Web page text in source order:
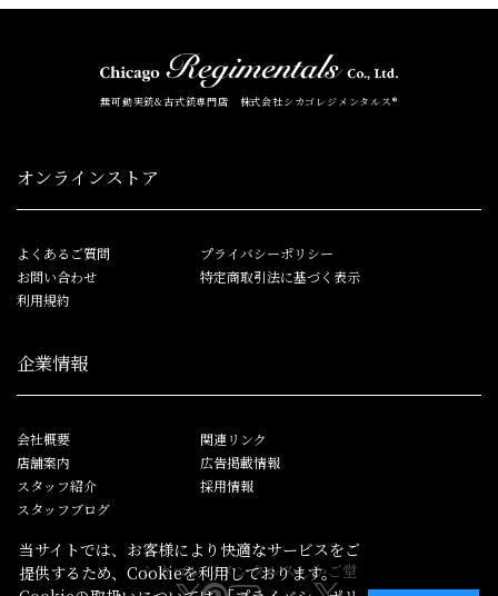
無可動実銃&古式銃専門店 株式会社シカゴレジメンタルス®
オンラインストア
よくあるご質問
お問い合わせ
利用規約
プライバシーポリシー
特定商取引法に基づく表示
企業情報
会社概要
店舗案内
スタッフ紹介
スタッフブログ
関連リンク
広告掲載情報
採用情報
シカゴレジメンタルスしかご堂
当サイトでは、お客様により快適なサービスをご
提供するため、Cookieを利用しております。